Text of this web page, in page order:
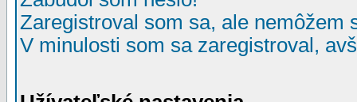
Zaregistroval som sa, ale nemôžem
V minulosti som sa zaregistroval,